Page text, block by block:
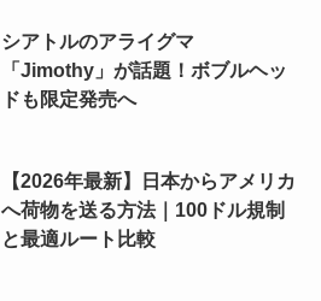
シアトルのアライグマ
「Jimothy」が話題！ボブルヘッ
ドも限定発売へ
【2026年最新】日本からアメリカ
へ荷物を送る方法｜100ドル規制
と最適ルート比較